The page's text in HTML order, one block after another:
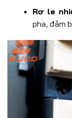
Rơ le
pha, đảm